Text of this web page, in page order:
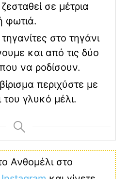
σε μέτρια
φωτιά.
στο τηγάνι
και από τις δύο
να ροδίσουν.
περιχύστε με
γλυκό μέλι.
Ανθομέλι στο